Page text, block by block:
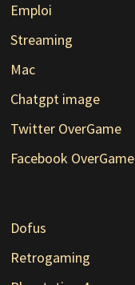
Emploi
Streaming
Mac
Chatgpt image
Twitter OverGame
Facebook OverGame
Dofus
Retrogaming